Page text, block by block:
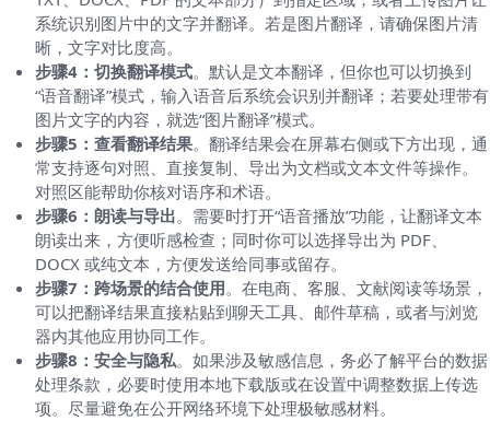
系统识别图片中的文字并翻译。若是图片翻译，请确保图片清
晰，文字对比度高。
步骤4：切换翻译模式。默认是文本翻译，但你也可以切换到
“语音翻译”模式，输入语音后系统会识别并翻译；若要处理带有
图片文字的内容，就选“图片翻译”模式。
步骤5：查看翻译结果。翻译结果会在屏幕右侧或下方出现，通
常支持逐句对照、直接复制、导出为文档或文本文件等操作。
对照区能帮助你核对语序和术语。
步骤6：朗读与导出。需要时打开“语音播放”功能，让翻译文本
朗读出来，方便听感检查；同时你可以选择导出为 PDF、
DOCX 或纯文本，方便发送给同事或留存。
步骤7：跨场景的结合使用。在电商、客服、文献阅读等场景，
可以把翻译结果直接粘贴到聊天工具、邮件草稿，或者与浏览
器内其他应用协同工作。
步骤8：安全与隐私。如果涉及敏感信息，务必了解平台的数据
处理条款，必要时使用本地下载版或在设置中调整数据上传选
项。尽量避免在公开网络环境下处理极敏感材料。